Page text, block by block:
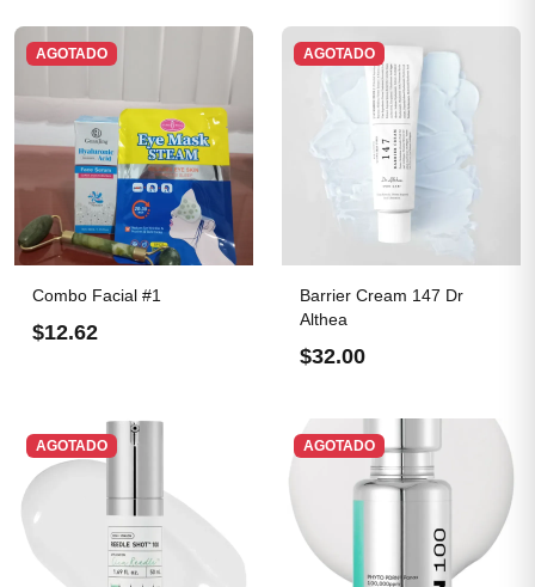
AGOTADO
Combo Facial #1
$12.62
AGOTADO
Barrier Cream 147 Dr
Althea
$32.00
AGOTADO AGOTADO